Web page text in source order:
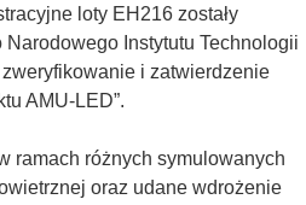
loty EH216 zostały
Instytutu Technologii
i zatwierdzenie
AMU-LED”.
ramach różnych symulowanych
oraz udane wdrożenie